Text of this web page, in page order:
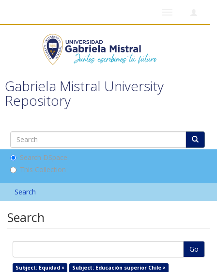
Gabriela Mistral University
Repository
Search DSpace
This Collection
Search
Search
Go
Subject: Equidad × Subject: Educación superior Chile ×